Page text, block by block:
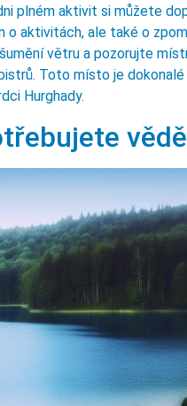
plném aktivit si můžete
o aktivitách, ale také o
větru a pozorujte
Toto místo je
Hurghady.